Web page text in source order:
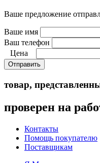
Ваше предложение
Ваше имя
Ваш телефон
Цена
Отправить
товар,
проверен на
Контакты
Помощь покупателю
Поставщикам